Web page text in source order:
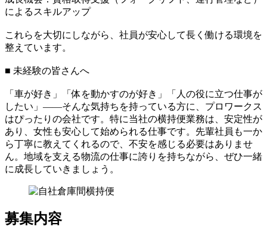
によるスキルアップ
これらを大切にしながら、社員が安心して長く働ける環境を
整えています。
■ 未経験の皆さんへ
「車が好き」「体を動かすのが好き」「人の役に立つ仕事が
したい」――そんな気持ちを持っている方に、プロワークス
はぴったりの会社です。特に当社の横持便業務は、安定性が
あり、女性も安心して始められる仕事です。先輩社員も一か
ら丁寧に教えてくれるので、不安を感じる必要はありませ
ん。地域を支える物流の仕事に誇りを持ちながら、ぜひ一緒
に成長していきましょう。
募集内容